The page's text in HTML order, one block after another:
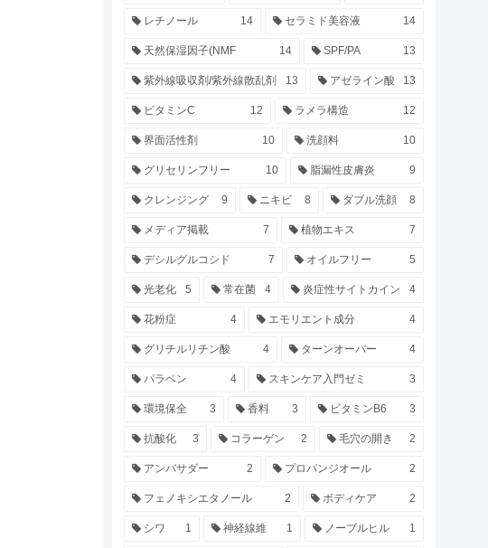
レチノール 14 セラミド美容液 14
天然保湿因子(NMF 14 SPF/PA 13
紫外線吸収剤/紫外線散乱剤 13 アゼライン酸 13
ビタミンC 12 ラメラ構造 12
界面活性剤 10 洗顔料 10
グリセリンフリー 10 脂漏性皮膚炎 9
クレンジング 9 ニキビ 8 ダブル洗顔 8
メディア掲載 7 植物エキス 7
デシルグルコシド 7 オイルフリー 5
光老化 5 常在菌 4 炎症性サイトカイン 4
花粉症 4 エモリエント成分 4
グリチルリチン酸 4 ターンオーバー 4
パラベン 4 スキンケア入門ゼミ 3
環境保全 3 香料 3 ビタミンB6 3
抗酸化 3 コラーゲン 2 毛穴の開き 2
アンバサダー 2 プロパンジオール 2
フェノキシエタノール 2 ボディケア 2
シワ 1 神経線維 1 ノーブルヒル 1